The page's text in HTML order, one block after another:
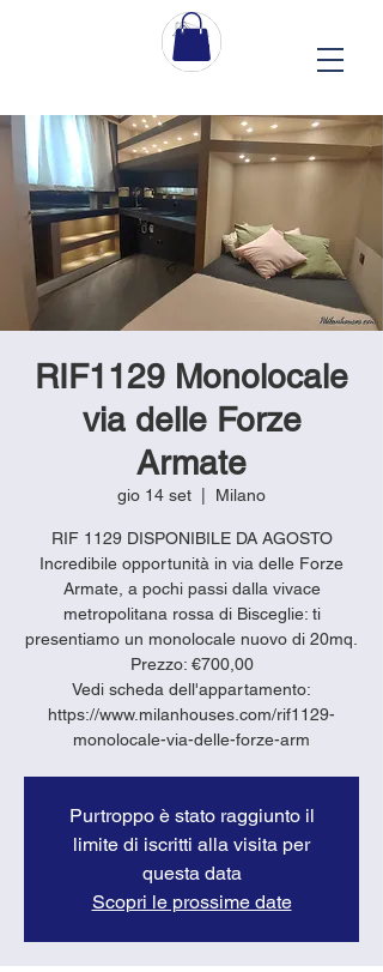
RIF1129 Monolocale
via delle Forze
Armate
gio 14 set Milano
RIF 1129 DISPONIBILE DA AGOSTO
Incredibile opportunità in via delle Forze
Armate, a pochi passi dalla vivace
metropolitana rossa di Bisceglie: ti
presentiamo un monolocale nuovo di 20mq.
Prezzo: €700,00
Vedi scheda dell'appartamento:
https://www.milanhouses.com/rif1129-
monolocale-via-delle-forze-arm
Purtroppo è stato raggiunto il
limite di iscritti alla visita per
questa data
Scopri le prossime date